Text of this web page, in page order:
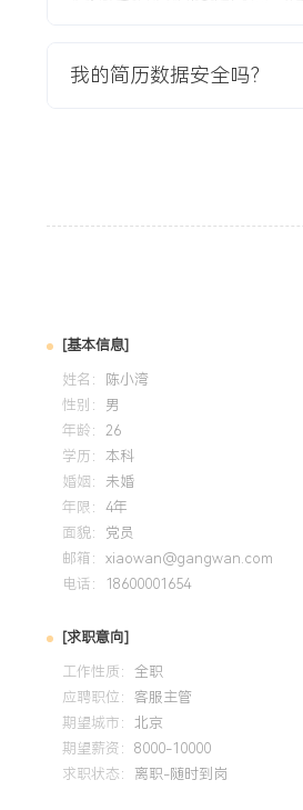
4.项目历时XXX个月成功交付，
数据分析与CRM系统基础操作
升方法。
自我评价
团队管理：拥有X年客服团队管
职责分工、阶梯激励与持续培训
水平。流程优化：主导过客服系
瓶颈，通过工具与规则优化，将
用：习惯通过每日数据看板驱动
问题前置化解，实现咨询量下降
端改善客户体验，间接促进客户复
培训经历
我的简历数据安全吗？
[基本信息]
姓名：
陈小湾
性别： 男
年龄： 26
学历： 本科
婚姻： 未婚
年限： 4年
面貌： 党员
邮箱： xiaowan@gangwan.com
电话：
18600001654
[求职意向]
工作性质： 全职
应聘职位： 客服主管
期望城市： 北京
期望薪资： 8000-10000
求职状态： 离职-随时到岗